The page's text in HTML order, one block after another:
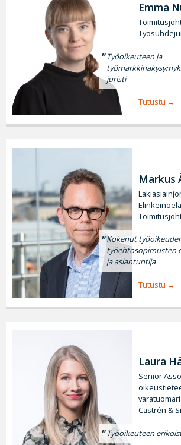
Emma
Työoikeuteen ja
juristi
Tutustu
Markus
Kokenut
työehtosopimusten
ja asiantuntija
Tutustu
Laura
Senior
varatuomari
Castrén &
Työoikeuteen